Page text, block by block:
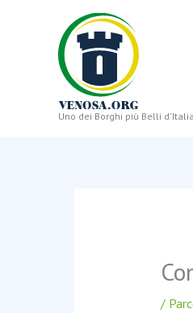
Uno dei Borghi più Belli
/